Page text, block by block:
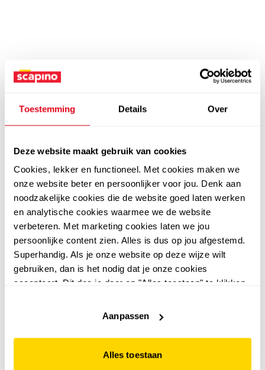
Toestemming Details Over
Deze website maakt gebruik van cookies
Cookies, lekker en functioneel. Met cookies maken we
onze website beter en persoonlijker voor jou. Denk aan
noodzakelijke cookies die de website goed laten werken
en analytische cookies waarmee we de website
verbeteren. Met marketing cookies laten we jou
persoonlijke content zien. Alles is dus op jou afgestemd.
Superhandig. Als je onze website op deze wijze wilt
gebruiken, dan is het nodig dat je onze cookies
accepteert. Dit doe je door op "Alles toestaan" te klikken.
website niet optimaal functioneert.
Aanpassen
Alles toestaan